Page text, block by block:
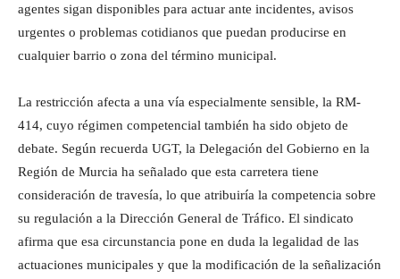
agentes sigan disponibles para actuar ante incidentes, avisos
urgentes o problemas cotidianos que puedan producirse en
cualquier barrio o zona del término municipal.
La restricción afecta a una vía especialmente sensible, la RM-
414, cuyo régimen competencial también ha sido objeto de
debate. Según recuerda UGT, la Delegación del Gobierno en la
Región de Murcia ha señalado que esta carretera tiene
consideración de travesía, lo que atribuiría la competencia sobre
su regulación a la Dirección General de Tráfico. El sindicato
afirma que esa circunstancia pone en duda la legalidad de las
actuaciones municipales y que la modificación de la señalización